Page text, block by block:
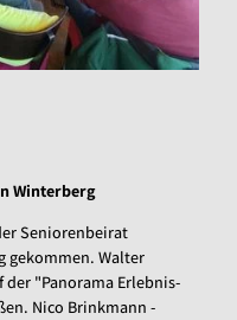
Winterberg
Seniorenbeirat
gekommen. Walter
"Panorama Erlebnis-
Nico Brinkmann -